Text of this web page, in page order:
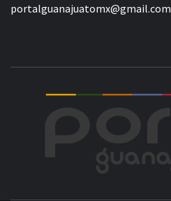
portalguanajuatomx@gmail.com